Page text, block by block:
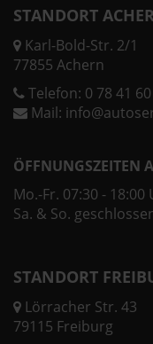
STANDORT
Karl-Bold-Str. 2/1
77855 Achern
Telefon: 0 78 41
Mail:
ÖFFNUNGSZEITEN
Mo.-Fr. 07:30 - 18:00
Sa. & So.
STANDORT
Lörracher Str. 43
79115 Freiburg